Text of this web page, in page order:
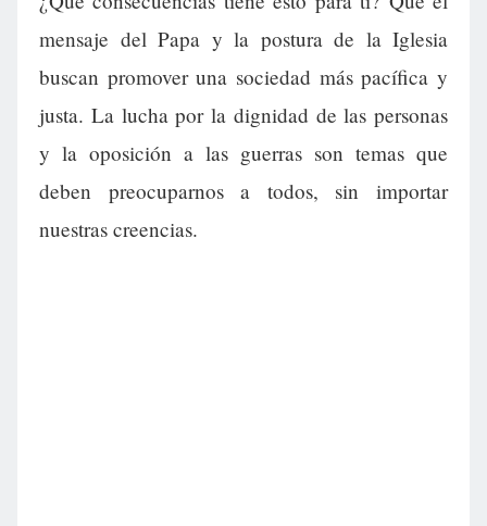
mensaje del Papa y la postura de la Iglesia
buscan promover una sociedad más pacífica y
justa. La lucha por la dignidad de las personas
y la oposición a las guerras son temas que
deben preocuparnos a todos, sin importar
nuestras creencias.